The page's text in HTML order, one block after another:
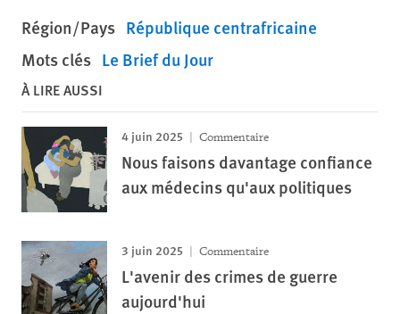
Région/Pays République centrafricaine
Mots clés Le Brief du Jour
À LIRE AUSSI
4 juin 2025 Commentaire
Nous faisons davantage confiance
aux médecins qu'aux politiques
3 juin 2025 Commentaire
L'avenir des crimes de guerre
aujourd'hui